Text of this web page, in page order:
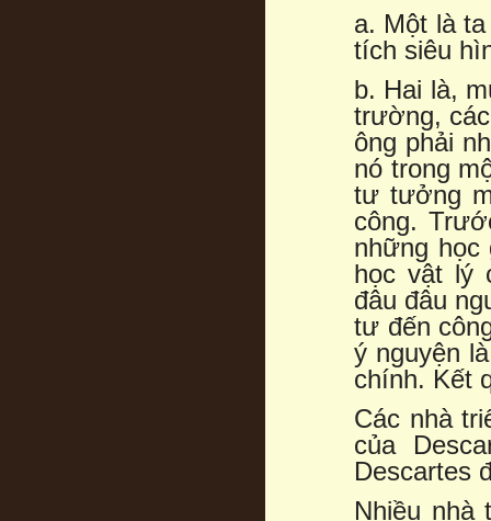
a. Một là
tích siêu
b. Hai là,
trường,
ông phải
nó trong
tư tưởng
công.
những học
học vật lý
đâu đâu
tư đến
ý nguyện
chính. Kết
Các nhà
của
Descartes
Nhiều nhà